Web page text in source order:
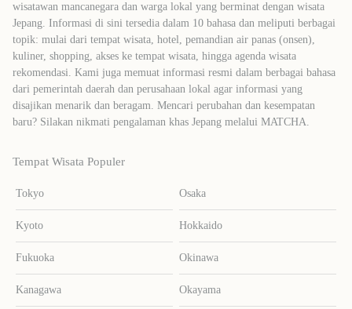
wisatawan mancanegara dan warga lokal yang berminat dengan wisata
Jepang. Informasi di sini tersedia dalam 10 bahasa dan meliputi berbagai
topik: mulai dari tempat wisata, hotel, pemandian air panas (onsen),
kuliner, shopping, akses ke tempat wisata, hingga agenda wisata
rekomendasi. Kami juga memuat informasi resmi dalam berbagai bahasa
dari pemerintah daerah dan perusahaan lokal agar informasi yang
disajikan menarik dan beragam. Mencari perubahan dan kesempatan
baru? Silakan nikmati pengalaman khas Jepang melalui MATCHA.
Tempat Wisata Populer
Tokyo Osaka
Kyoto Hokkaido
Fukuoka Okinawa
Kanagawa Okayama